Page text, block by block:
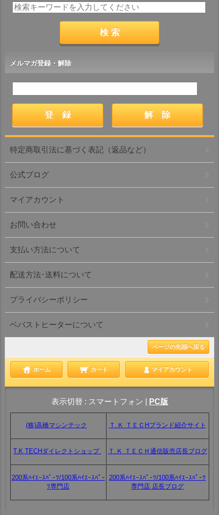
メルマガ登録・解除
特定商取引法に基づく表記（返品など）
公式ブログ
マイアカウント
お問い合わせ
支払い方法について
配送方法･送料について
プライバシーポリシー
ベバストヒーターについて
ページの先頭へ戻る
ホーム カート マイアカウント
表示切替 : スマートフォン PC版
(株)高橋マシンテック Ｔ.Ｋ ＴＥＣHブランド紹介サイト
T.K TECHダイレクトショップ Ｔ.Ｋ ＴＥＣＨ通信販売店長ブログ
200系ﾊｲｴｰｽﾊﾟｰﾂ/100系ﾊｲｴｰｽﾊﾟｰ
ﾂ専門店
200系ﾊｲｴｰｽﾊﾟｰﾂ/100系ﾊｲｴｰｽﾊﾟｰﾂ
専門店 店長ブログ